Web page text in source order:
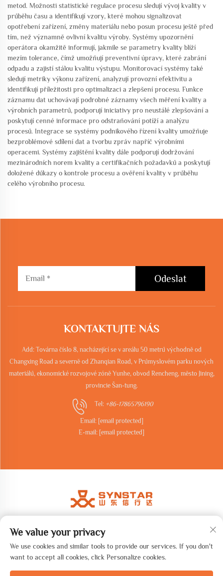
metod. Možnosti statistické regulace procesu sledují vývoj kvality v
průběhu času a identifikují vzory, které mohou signalizovat
opotřebení zařízení, změny materiálu nebo posun procesu ještě před
tím, než významně ovlivní kvalitu výroby. Systémy upozornění
operátora okamžitě informují, jakmile se parametry kvality blíží
mezím tolerance, čímž umožňují preventivní úpravy, které zabrání
odpadu a zajistí stálou kvalitu výstupu. Monitorovací systémy také
sledují metriky výkonu zařízení, analyzují provozní efektivitu a
identifikují příležitosti pro optimalizaci a zlepšení procesu. Funkce
záznamu dat uchovávají podrobné záznamy všech měření kvality a
výrobních parametrů, podporují iniciativy pro neustálé zlepšování a
poskytují cenné informace pro odstraňování potíží a analýzu
procesů. Integrace se systémy podnikového řízení kvality umožňuje
bezproblémové sdílení dat a tvorbu zpráv napříč výrobními
operacemi. Systémy zajištění kvality dále podporují dodržování
mezinárodních norem kvality a certifikačních požadavků a poskytují
doložené důkazy o kontrole procesu a ověření kvality v průběhu
celého výrobního procesu.
Odeslat
KONTAKTUJTE NÁS
Add: Továrna číslo 8, nacházející se v areálu 50 metrů východně od
Changxing Road a severně od Zhanqian Road, v Průmyslovém parku nových
materiálů, ekonomické rozvojové zóně Yunhe, obvod Rencheng, město Jining,
provincie Šan-tung.
Tel: +86-17865796190
Email: [email protected]
E-mail: [email protected]
Copyright © 2026 Shandong synstar Intelligent Technology Co., Ltd.
We value your privacy
We use cookies and similar tools to provide our services. If you don't
want to accept all cookies, click Personalize cookies.